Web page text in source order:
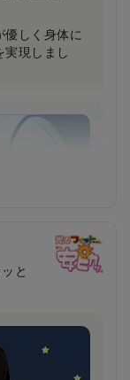
しく身体に
実現しまし
％軽減！
と